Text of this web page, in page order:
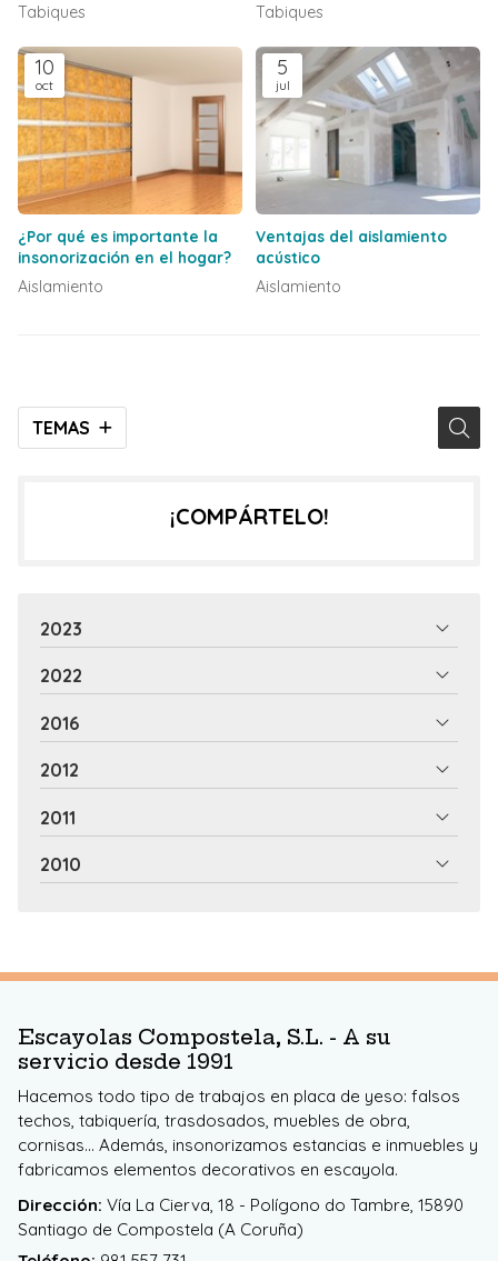
TEMAS
Tabiques Tabiques
10
oct
¿Por qué es importante la
insonorización en el hogar?
Aislamiento
5
jul
Ventajas del aislamiento
acústico
Aislamiento
¡COMPÁRTELO!
2023
2022
2016
2012
2011
2010
Escayolas Compostela, S.L. - A su
servicio desde 1991
Hacemos todo tipo de trabajos en placa de yeso: falsos
techos, tabiquería, trasdosados, muebles de obra,
cornisas... Además, insonorizamos estancias e inmuebles y
fabricamos elementos decorativos en escayola.
Dirección: Vía La Cierva, 18 - Polígono do Tambre, 15890
Santiago de Compostela (A Coruña)